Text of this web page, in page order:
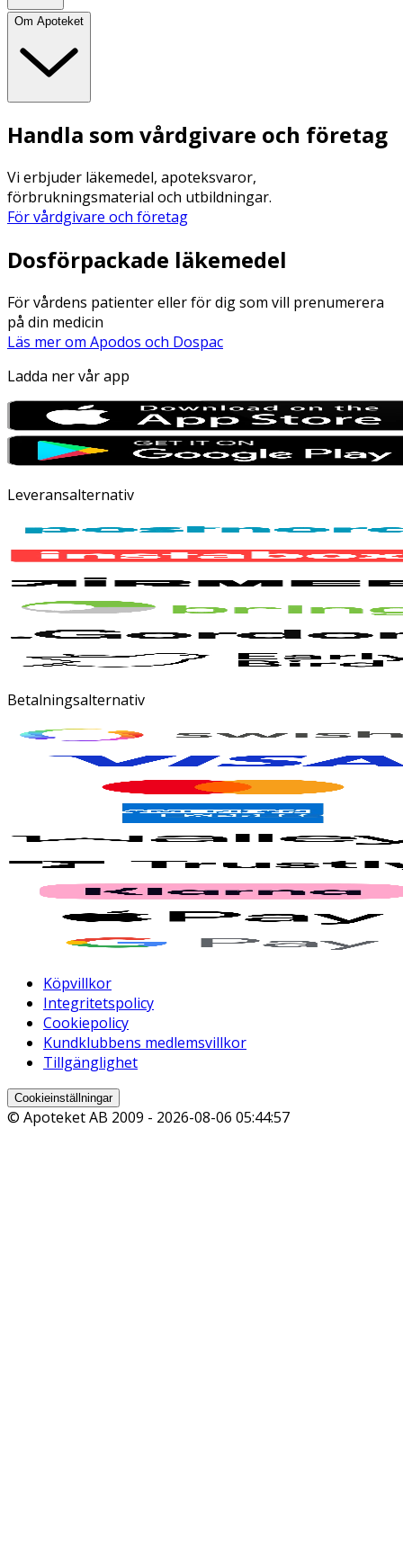
Om Apoteket
Handla som vårdgivare och företag
Vi erbjuder läkemedel, apoteksvaror,
förbrukningsmaterial och utbildningar.
För vårdgivare och företag
Dosförpackade läkemedel
För vårdens patienter eller för dig som vill prenumerera
på din medicin
Läs mer om Apodos och Dospac
Ladda ner vår app
Leveransalternativ
Betalningsalternativ
Köpvillkor
Integritetspolicy
Cookiepolicy
Kundklubbens medlemsvillkor
Tillgänglighet
Cookieinställningar
© Apoteket AB 2009 - 2026-08-06 05:44:57